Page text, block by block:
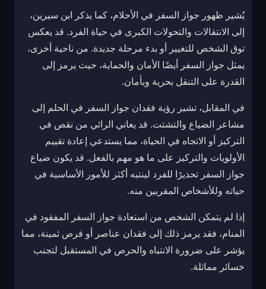
يُشير ظهور جواز السفر في الأحلام، كما يذكر ابن سيرين،
إلى الانتقالات والتحولات الكبرى في حياة الفرد. قد يعكس
توق الشخص للتغيير أو بدء مرحلة جديدة. من ناحية أخرى،
يمثل جواز السفر أيضًا الأمان والحماية، حيث يرمز إلى
القدرة على التنقل بحرية وبأمان.
في المقابل، تشير رؤية فقدان جواز السفر في الحلم إلى
مشاعر الضياع والتشتت. قد يعاني الرائي من نقص في
التركيز أو الاتجاه في الحياة، مما يستدعي إعادة تقييم
الأولويات والتركيز على ما هو مهم بالفعل. قد يكون ضياع
جواز السفر تحذيرًا للفرد لينتبه أكثر للأمور الأساسية في
حياته وللأشخاص المقربين منه.
إذا لم يتمكن الشخص من استعادة جواز السفر المفقود في
المنام، فقد يرمز ذلك إلى فقدان عناصر أو فرص ثمينة، مما
يؤشر على ضرورة الانتباه والحرص في المستقبل لتجنب
خسائر مماثلة.